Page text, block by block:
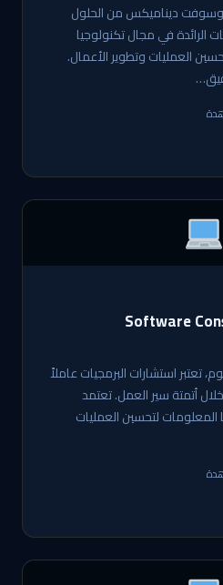
ديناميكس من الحلول
الرائدة في مجال تكنولوجيا
العمليات وتطوير الأعمال.
Software
تعتبر استشارات البرمجيات عاملاً
أتمتة سير العمل. تعتمد
لتحسين العمليات